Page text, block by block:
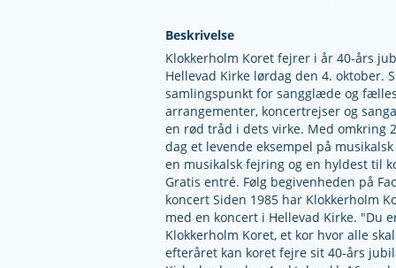
Beskrivelse
Klokkerholm Koret fejrer i år 40-års
Hellevad Kirke lørdag den 4. oktober.
samlingspunkt for sangglæde og
arrangementer, koncertrejser og
en rød tråd i dets virke. Med omkring
dag et levende eksempel på
en musikalsk fejring og en hyldest til
Gratis entré. Følg begivenheden på
koncert Siden 1985 har Klokkerholm
med en koncert i Hellevad Kirke. "Du
Klokkerholm Koret, et kor hvor alle
efteråret kan koret fejre sit 40-års